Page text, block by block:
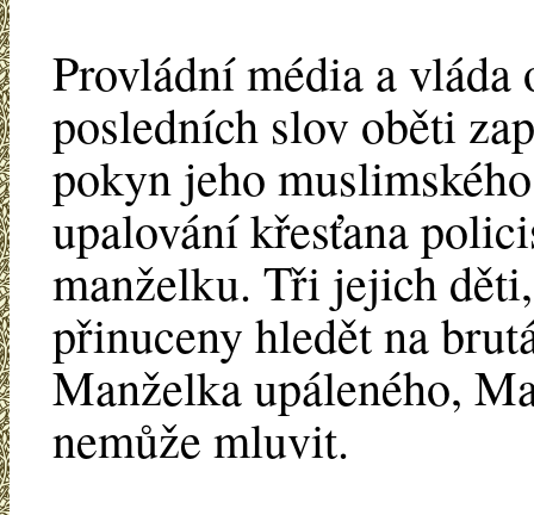
Provládní média a
posledních slov oběti
pokyn jeho
upalování křesťana
manželku. Tři jejich
přinuceny hledět na
Manželka upáleného,
nemůže mluvit.